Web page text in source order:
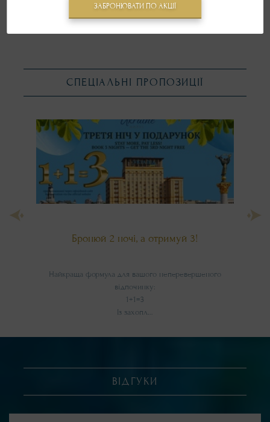
СПЕЦІАЛЬНІ ПРОПОЗИЦІЇ
Бронюй 2 ночі, а отримуй 3!
Найкраща формула для вашого неперевершеного
відпочинку:
1+1=3
Із захопл…
ВІДГУКИ
ЗАБРОНЮВАТИ ПО АКЦІЇ